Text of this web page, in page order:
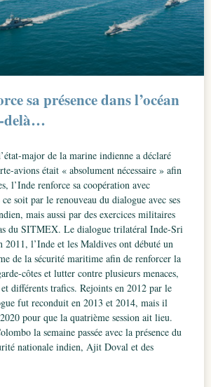
sa présence dans l’océan
delà…
major de la marine indienne a déclaré
avions était « absolument nécessaire » afin
l’Inde renforce sa coopération avec
soit par le renouveau du dialogue avec ses
mais aussi par des exercices militaires
du SITMEX. Le dialogue trilatéral Inde-Sri
2011, l’Inde et les Maldives ont débuté un
de la sécurité maritime afin de renforcer la
côtes et lutter contre plusieurs menaces,
différents trafics. Rejoints en 2012 par le
fut reconduit en 2013 et 2014, mais il
pour que la quatrième session ait lieu.
la semaine passée avec la présence du
nationale indien, Ajit Doval et des